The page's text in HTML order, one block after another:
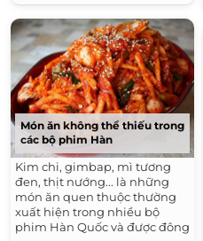
Món ăn không thể thiếu trong
các bộ phim Hàn
Kim chi, gimbap, mì tương
đen, thịt nướng... là những
món ăn quen thuộc thường
xuất hiện trong nhiều bộ
phim Hàn Quốc và được đông